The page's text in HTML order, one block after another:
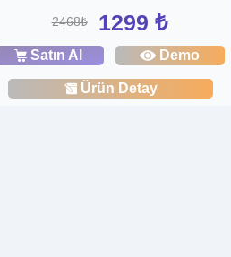
2468₺ 1299 ₺
Satın Al Demo
Ürün Detay